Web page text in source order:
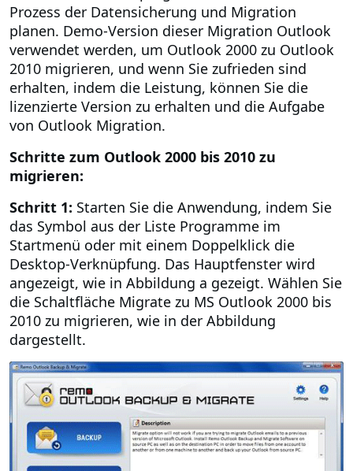
Prozess der Datensicherung und Migration
planen. Demo-Version dieser Migration Outlook
verwendet werden, um Outlook 2000 zu Outlook
2010 migrieren, und wenn Sie zufrieden sind
erhalten, indem die Leistung, können Sie die
lizenzierte Version zu erhalten und die Aufgabe
von Outlook Migration.
Schritte zum Outlook 2000 bis 2010 zu
migrieren:
Schritt 1: Starten Sie die Anwendung, indem Sie
das Symbol aus der Liste Programme im
Startmenü oder mit einem Doppelklick die
Desktop-Verknüpfung. Das Hauptfenster wird
angezeigt, wie in Abbildung a gezeigt. Wählen Sie
die Schaltfläche Migrate zu MS Outlook 2000 bis
2010 zu migrieren, wie in der Abbildung
dargestellt.